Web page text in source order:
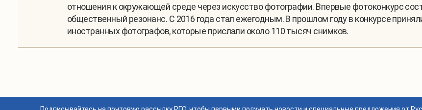
отношения к окружающей среде через искусство фотографии. Впервые фотоконкурс
общественный резонанс. С 2016 года стал ежегодным. В прошлом году в конкурсе
иностранных фотографов, которые прислали около 110 тысяч снимков.